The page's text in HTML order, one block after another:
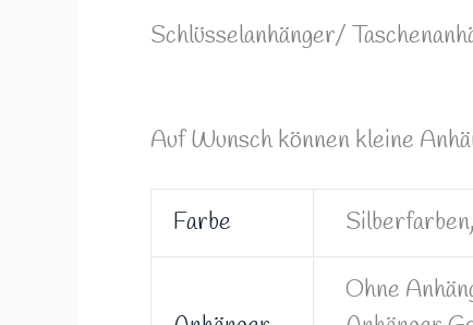
Schlüsselanhänger/
Auf Wunsch können kleine
Farbe
Ohne